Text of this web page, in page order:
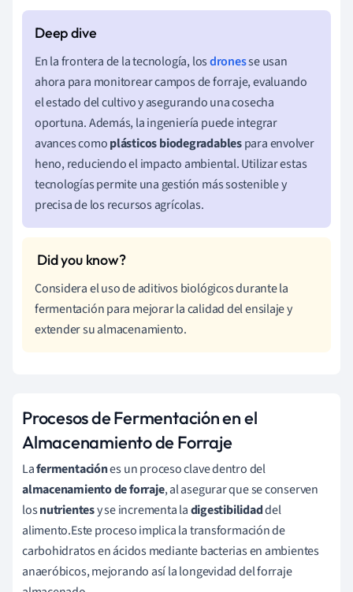
En la frontera de la tecnología, losdronesse usan
ahora para monitorear campos de forraje, evaluando
el estado del cultivo y asegurando una cosecha
oportuna. Además, la ingeniería puede integrar
avances comoplásticos biodegradablespara envolver
heno, reduciendo el impacto ambiental. Utilizar estas
tecnologías permite una gestión más sostenible y
precisa de los recursos agrícolas.
Considera el uso de aditivos biológicos durante la
fermentación para mejorar la calidad del ensilaje y
extender su almacenamiento.
Procesos de Fermentación en el
Almacenamiento de Forraje
Lafermentaciónes un proceso clave dentro del
almacenamiento de forraje, al asegurar que se conserven
losnutrientesy se incrementa ladigestibilidaddel
alimento.Este proceso implica la transformación de
carbohidratos en ácidos mediante bacterias en ambientes
anaeróbicos, mejorando así la longevidad del forraje